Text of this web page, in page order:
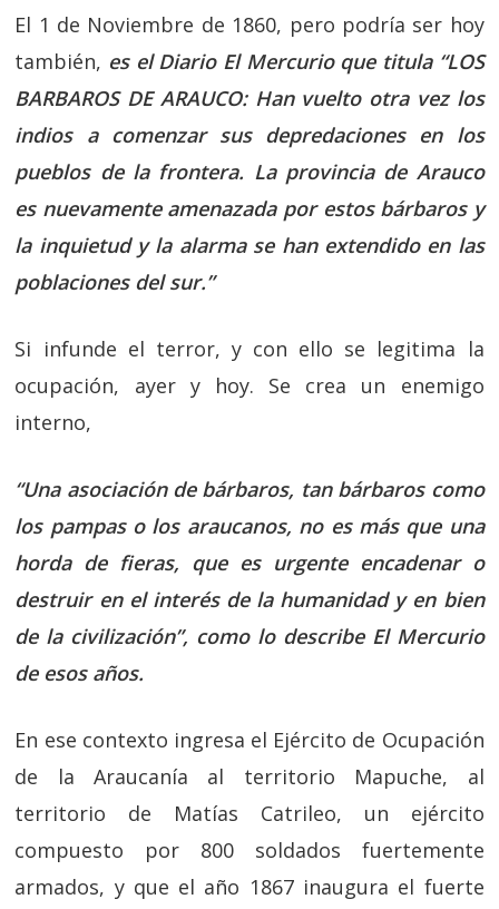
El 1 de Noviembre de 1860, pero podría ser hoy
también, es el Diario El Mercurio que titula “LOS
BARBAROS DE ARAUCO: Han vuelto otra vez los
indios a comenzar sus depredaciones en los
pueblos de la frontera. La provincia de Arauco
es nuevamente amenazada por estos bárbaros y
la inquietud y la alarma se han extendido en las
poblaciones del sur.”
Si infunde el terror, y con ello se legitima la
ocupación, ayer y hoy. Se crea un enemigo
interno,
“Una asociación de bárbaros, tan bárbaros como
los pampas o los araucanos, no es más que una
horda de fieras, que es urgente encadenar o
destruir en el interés de la humanidad y en bien
de la civilización”, como lo describe El Mercurio
de esos años.
En ese contexto ingresa el Ejército de Ocupación
de la Araucanía al territorio Mapuche, al
territorio de Matías Catrileo, un ejército
compuesto por 800 soldados fuertemente
armados, y que el año 1867 inaugura el fuerte